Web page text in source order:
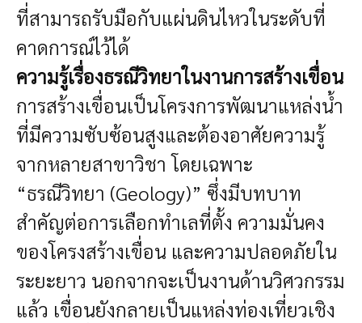
ที่สามารถรับมือกับแผ่นดินไหวในระดับที่
คาดการณ์ไว้ได้
ความรู้เรื่องธรณีวิทยาในงานการสร้างเขื่อน
การสร้างเขื่อนเป็นโครงการพัฒนาแหล่งน้ำ
ที่มีความซับซ้อนสูงและต้องอาศัยความรู้
จากหลายสาขาวิชา โดยเฉพาะ
“ธรณีวิทยา (Geology)” ซึ่งมีบทบาท
สำคัญต่อการเลือกทำเลที่ตั้ง ความมั่นคง
ของโครงสร้างเขื่อน และความปลอดภัยใน
ระยะยาว นอกจากจะเป็นงานด้านวิศวกรรม
แล้ว เขื่อนยังกลายเป็นแหล่งท่องเที่ยวเชิง